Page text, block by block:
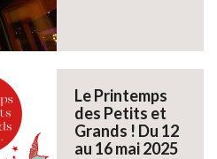
Le Printemps
des Petits et
Grands ! Du 12
au 16 mai 2025